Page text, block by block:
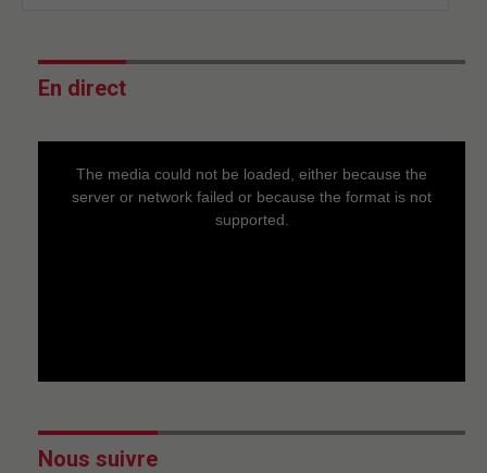
En direct
The media could not be loaded, either because the
server or network failed or because the format is not
supported.
Nous suivre